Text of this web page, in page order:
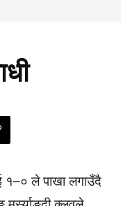
१–० ले पाखा लगाउँदै